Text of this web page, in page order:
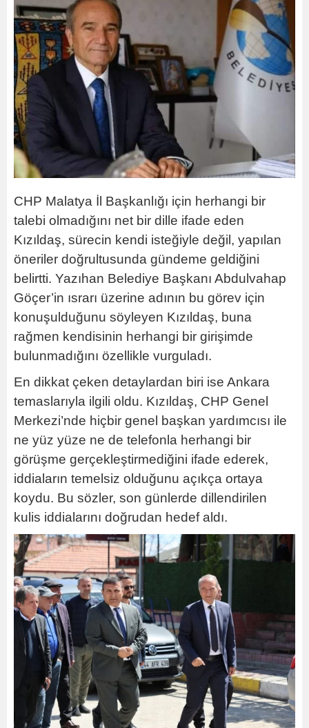
CHP Malatya İl Başkanlığı için herhangi bir
talebi olmadığını net bir dille ifade eden
Kızıldaş, sürecin kendi isteğiyle değil, yapılan
öneriler doğrultusunda gündeme geldiğini
belirtti. Yazıhan Belediye Başkanı Abdulvahap
Göçer’in ısrarı üzerine adının bu görev için
konuşulduğunu söyleyen Kızıldaş, buna
rağmen kendisinin herhangi bir girişimde
bulunmadığını özellikle vurguladı.
En dikkat çeken detaylardan biri ise Ankara
temaslarıyla ilgili oldu. Kızıldaş, CHP Genel
Merkezi’nde hiçbir genel başkan yardımcısı ile
ne yüz yüze ne de telefonla herhangi bir
görüşme gerçekleştirmediğini ifade ederek,
iddiaların temelsiz olduğunu açıkça ortaya
koydu. Bu sözler, son günlerde dillendirilen
kulis iddialarını doğrudan hedef aldı.